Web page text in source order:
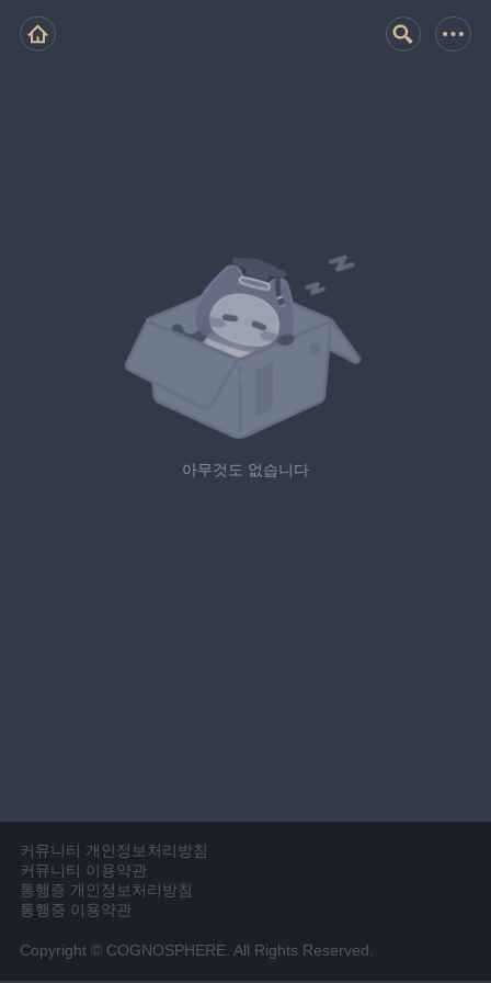
아무것도 없습니다
커뮤니티 개인정보처리방침
커뮤니티 이용약관
통행증 개인정보처리방침
통행증 이용약관
Copyright © COGNOSPHERE. All Rights Reserved.